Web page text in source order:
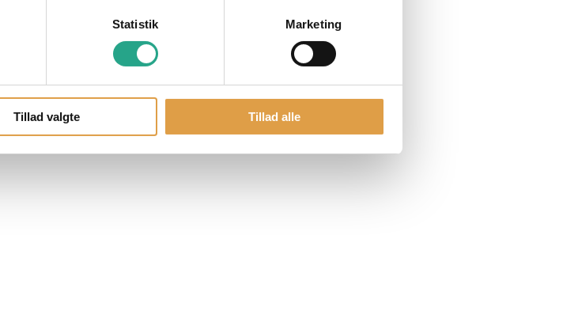
Statistik Marketing
Tillad valgte Tillad alle